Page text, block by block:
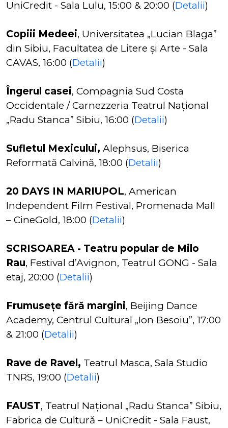
UniCredit - Sala Lulu, 15:00 & 20:00 (Detalii)
Copiii Medeei, Universitatea „Lucian Blaga”
din Sibiu, Facultatea de Litere și Arte - Sala
CAVAS, 16:00 (Detalii)
Îngerul casei, Compagnia Sud Costa
Occidentale / Carnezzeria Teatrul Național
„Radu Stanca” Sibiu, 16:00 (Detalii)
Sufletul Mexicului, Alephsus, Biserica
Reformată Calvină, 18:00 (Detalii)
20 DAYS IN MARIUPOL, American
Independent Film Festival, Promenada Mall
– CineGold, 18:00 (Detalii)
SCRISOAREA - Teatru popular de Milo
Rau, Festival d’Avignon, Teatrul GONG - Sala
etaj, 20:00 (Detalii)
Frumusețe fără margini, Beijing Dance
Academy, Centrul Cultural „Ion Besoiu”, 17:00
& 21:00 (Detalii)
Rave de Ravel, Teatrul Masca, Sala Studio
TNRS, 19:00 (Detalii)
FAUST, Teatrul Național „Radu Stanca” Sibiu,
Fabrica de Cultură – UniCredit - Sala Faust,